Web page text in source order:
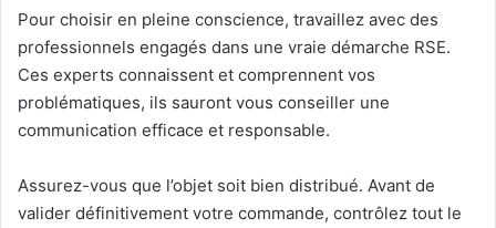
Pour choisir en pleine conscience, travaillez avec des
professionnels engagés dans une vraie démarche RSE.
Ces experts connaissent et comprennent vos
problématiques, ils sauront vous conseiller une
communication efficace et responsable.
Assurez-vous que l’objet soit bien distribué. Avant de
valider définitivement votre commande, contrôlez tout le